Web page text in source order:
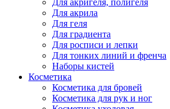
Для акригеля, полигеля
Для акрила
Для геля
Для градиента
Для росписи и лепки
Для тонких линий и френча
Наборы кистей
Косметика
Косметика для бровей
Косметика для рук и ног